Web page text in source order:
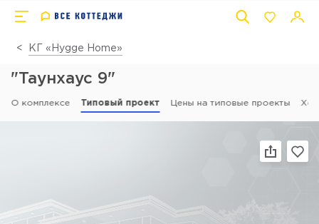
КГ «Hygge Home»
"Таунхаус 9"
О комплексе Типовый проект Цены на типовые проекты Ход